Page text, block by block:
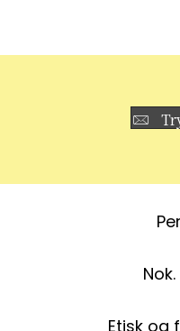
Etisk og